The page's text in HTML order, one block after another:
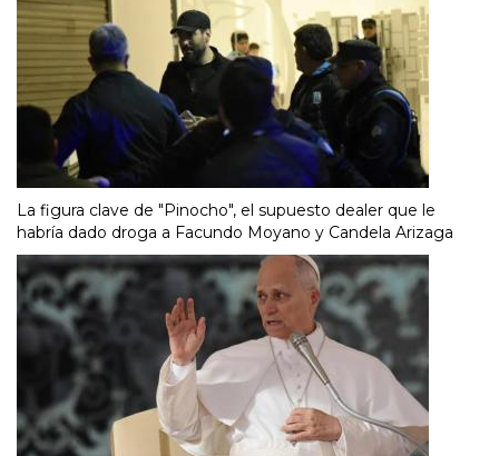
La figura clave de "Pinocho", el supuesto dealer que le
habría dado droga a Facundo Moyano y Candela Arizaga